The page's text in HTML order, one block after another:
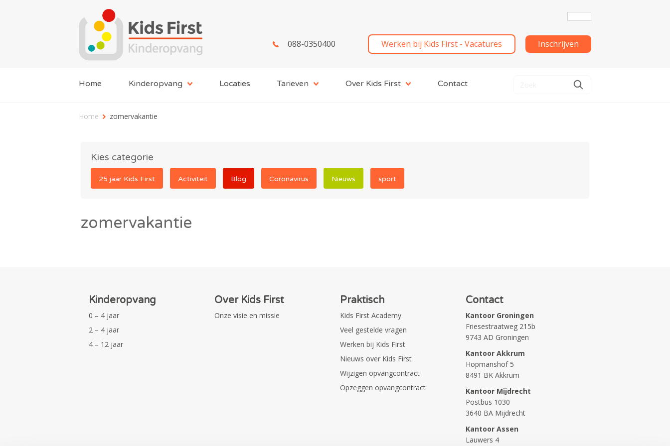
088-0350400 Werken bij Kids First - Vacatures Inschrijven
Home Kinderopvang Locaties Tarieven Over Kids First Contact
Home zomervakantie
Kies categorie
25 jaar Kids First Activiteit Blog Coronavirus Nieuws sport
zomervakantie
Kinderopvang
0 – 4 jaar
2 – 4 jaar
4 – 12 jaar
Over Kids First
Onze visie en missie
Praktisch
Kids First Academy
Veel gestelde vragen
Werken bij Kids First
Nieuws over Kids First
Wijzigen opvangcontract
Opzeggen opvangcontract
Contact
Kantoor Groningen
Friesestraatweg 215b
9743 AD Groningen
Kantoor Akkrum
Hopmanshof 5
8491 BK Akkrum
Kantoor Mijdrecht
Postbus 1030
3640 BA Mijdrecht
Kantoor Assen
Lauwers 4